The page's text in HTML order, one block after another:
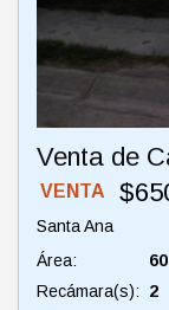
Venta de
VENTA
Santa Ana
Área:
Recámara(s):
2